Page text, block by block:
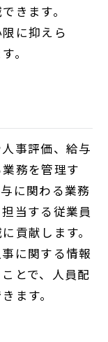
きます。
に抑えら
。
事評価、給与
務を管理す
に関わる業務
当する従業員
貢献します。
に関する情報
とで、人員配
ます。